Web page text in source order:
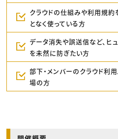
クラウドの仕組みや利用規約
となく使っている方
データ消失や誤送信など、ヒ
を未然に防ぎたい方
部下・メンバーのクラウド利
場の方